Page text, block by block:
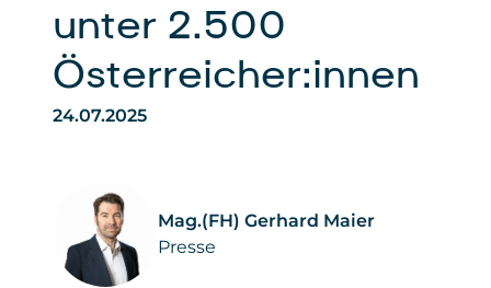
unter 2.500
Österreicher:innen
24.07.2025
Mag.(FH) Gerhard Maier
Presse